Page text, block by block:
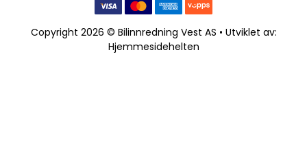
Copyright 2026 © Bilinnredning Vest AS • Utviklet av:
Hjemmesidehelten